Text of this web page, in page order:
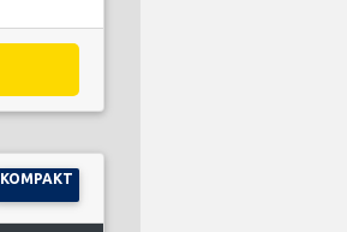
KOMPAKT